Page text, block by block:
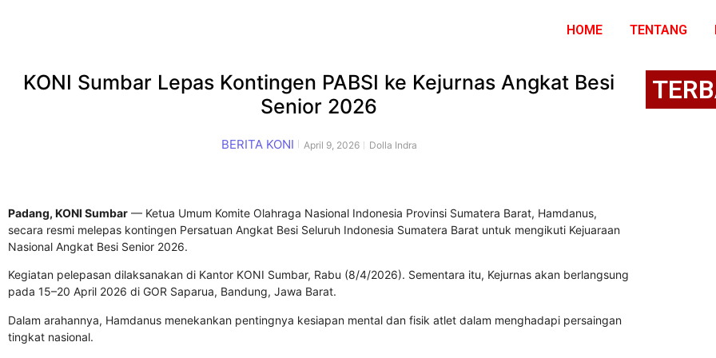
HOME TENTANG
KONI Sumbar Lepas Kontingen PABSI ke Kejurnas Angkat Besi
Senior 2026
BERITA KONI April 9, 2026 Dolla Indra
Padang, KONI Sumbar — Ketua Umum Komite Olahraga Nasional Indonesia Provinsi Sumatera Barat, Hamdanus,
secara resmi melepas kontingen Persatuan Angkat Besi Seluruh Indonesia Sumatera Barat untuk mengikuti Kejuaraan
Nasional Angkat Besi Senior 2026.
Kegiatan pelepasan dilaksanakan di Kantor KONI Sumbar, Rabu (8/4/2026). Sementara itu, Kejurnas akan berlangsung
pada 15–20 April 2026 di GOR Saparua, Bandung, Jawa Barat.
Dalam arahannya, Hamdanus menekankan pentingnya kesiapan mental dan fisik atlet dalam menghadapi persaingan
tingkat nasional.